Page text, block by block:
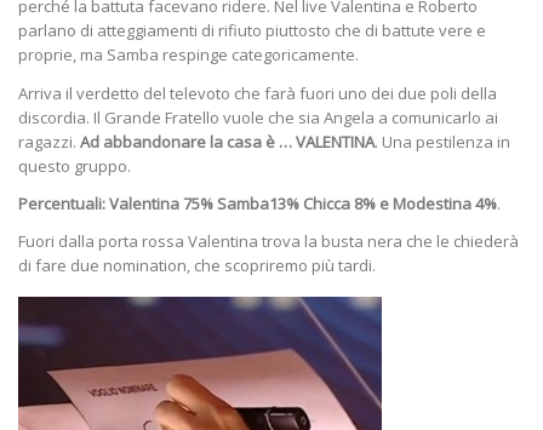
perché la battuta facevano ridere. Nel live Valentina e Roberto
parlano di atteggiamenti di rifiuto piuttosto che di battute vere e
proprie, ma Samba respinge categoricamente.
Arriva il verdetto del televoto che farà fuori uno dei due poli della
discordia. Il Grande Fratello vuole che sia Angela a comunicarlo ai
ragazzi. Ad abbandonare la casa è … VALENTINA. Una pestilenza in
questo gruppo.
Percentuali: Valentina 75% Samba13% Chicca 8% e Modestina 4%.
Fuori dalla porta rossa Valentina trova la busta nera che le chiederà
di fare due nomination, che scopriremo più tardi.